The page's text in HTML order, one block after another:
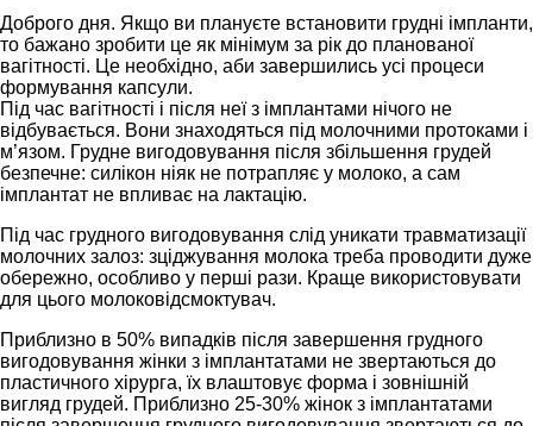
Доброго дня. Якщо ви плануєте встановити грудні імпланти,
то бажано зробити це як мінімум за рік до планованої
вагітності. Це необхідно, аби завершились усі процеси
формування капсули.
Під час вагітності і після неї з імплантами нічого не
відбувається. Вони знаходяться під молочними протоками і
м’язом. Грудне вигодовування після збільшення грудей
безпечне: силікон ніяк не потрапляє у молоко, а сам
імплантат не впливає на лактацію.
Під час грудного вигодовування слід уникати травматизації
молочних залоз: зціджування молока треба проводити дуже
обережно, особливо у перші рази. Краще використовувати
для цього молоковідсмоктувач.
Приблизно в 50% випадків після завершення грудного
вигодовування жінки з імплантатами не звертаються до
пластичного хірурга, їх влаштовує форма і зовнішній
вигляд грудей. Приблизно 25-30% жінок з імплантатами